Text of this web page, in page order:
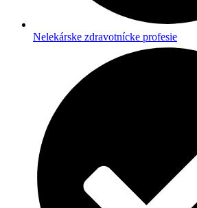
Nelekárske zdravotnícke profesie